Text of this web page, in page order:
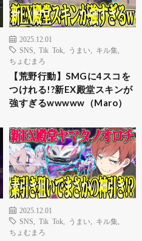
2025.12.01
SNS
Tik Tok うまい キル集
ちょむまろ
【荒野行動】SMGに4スコを
つけれる!?新EX殿堂スキンが
強すぎるwwwww（Maro）
2025.12.01
SNS
Tik Tok うまい キル集
ちょむまろ